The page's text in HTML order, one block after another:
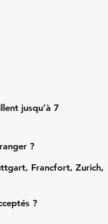
jusqu’à 7
?
Francfort, Zurich,
?